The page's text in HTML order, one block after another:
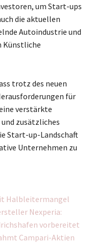
um Start-ups
die aktuellen
Autoindustrie und
Künstliche
trotz des neuen
für
verstärkte
zusätzliches
Start-up-Landschaft
Unternehmen zu
Halbleitermangel
Nexperia:
vorbereitet
Campari-Aktien